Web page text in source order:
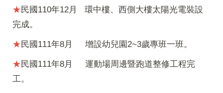
★民國110年12月 環中樓、西側大樓太陽光電裝設
完成。
★民國111年8月 增設幼兒園2~3歲專班一班。
★民國111年8月 運動場周邊暨跑道整修工程完
工。